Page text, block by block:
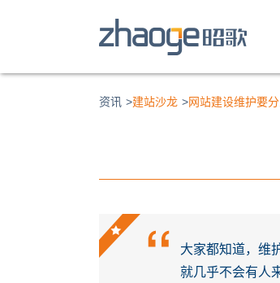
资讯 >建站沙龙 >网站建设维护要
大家都知道，维
就几乎不会有人